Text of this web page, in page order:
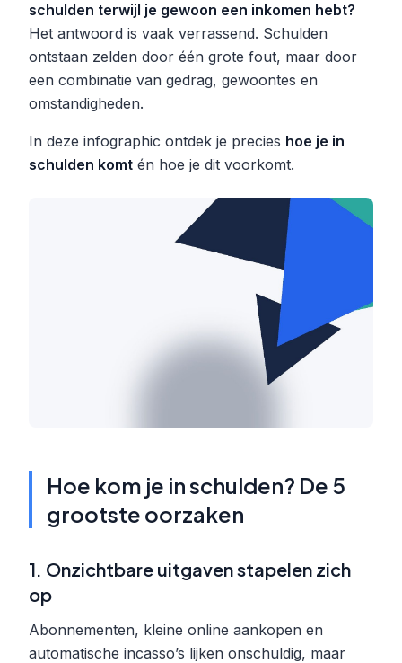
schulden terwijl je gewoon een inkomen hebt?
Het antwoord is vaak verrassend. Schulden
ontstaan zelden door één grote fout, maar door
een combinatie van gedrag, gewoontes en
omstandigheden.
In deze infographic ontdek je precies hoe je in
schulden komt én hoe je dit voorkomt.
Hoe kom je in schulden? De 5
grootste oorzaken
1. Onzichtbare uitgaven stapelen zich
op
Abonnementen, kleine online aankopen en
automatische incasso’s lijken onschuldig, maar